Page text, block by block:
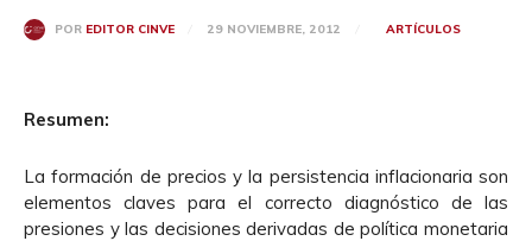
POR EDITOR CINVE 29 NOVIEMBRE, 2012 ARTÍCULOS
Resumen:
La formación de precios y la persistencia inflacionaria son
elementos claves para el correcto diagnóstico de las
presiones y las decisiones derivadas de política monetaria